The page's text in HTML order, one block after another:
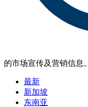
的市场宣传及营销信息。
最新
新加坡
东南亚